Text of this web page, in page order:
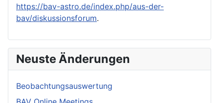
https://bav-astro.de/index.php/aus-der-
bav/diskussionsforum.
Neuste Änderungen
Beobachtungsauswertung